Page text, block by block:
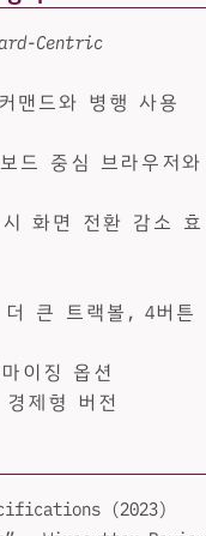
Centric
맨드와 병행 사용
드 중심 브라우저와
화면 전환 감소 효
큰 트랙볼, 4버튼
이징 옵션
경제형 버전
(2023)